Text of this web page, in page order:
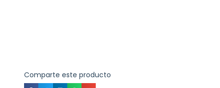
Comparte este producto